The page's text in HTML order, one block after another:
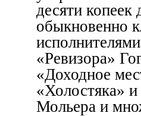
десяти копеек
обыкновенно
«Ревизора»
«Доходное
«Холостяка»
Мольера и